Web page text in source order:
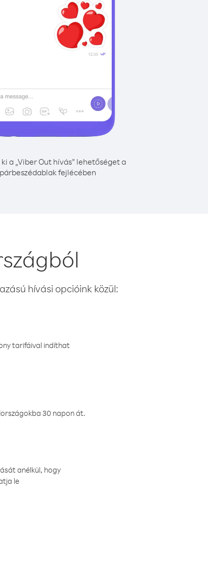
ki a „Viber Out hívás” lehetőséget a
párbeszédablak fejlécében
hívási opcióink közül:
tarifáival indíthat
30 napon át.
anélkül, hogy
le